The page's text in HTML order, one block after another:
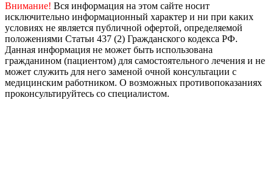
Внимание! Вся информация на этом сайте носит
исключительно информационный характер и ни при каких
условиях не является публичной офертой, определяемой
положениями Статьи 437 (2) Гражданского кодекса РФ.
Данная информация не может быть использована
гражданином (пациентом) для самостоятельного лечения и не
может служить для него заменой очной консультации с
медицинским работником. О возможных противопоказаниях
проконсультируйтесь со специалистом.